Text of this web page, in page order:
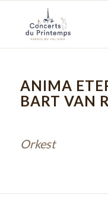
ANIMA
BART VAN
Orkest